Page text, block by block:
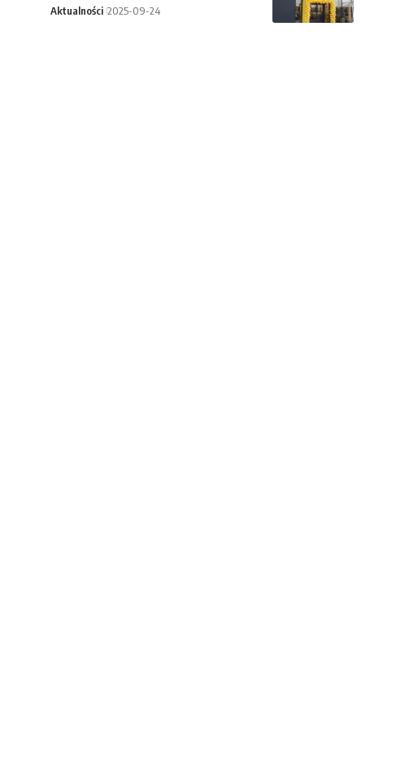
Aktualności 2025-09-24